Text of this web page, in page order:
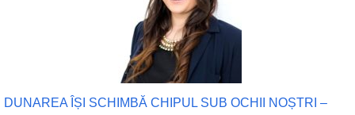
DUNAREA ÎȘI SCHIMBĂ CHIPUL SUB OCHII NOȘTRI –